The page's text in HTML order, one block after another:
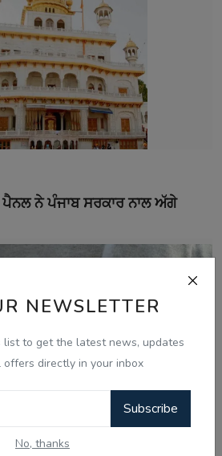
NEWSLETTER
list to get the latest news, updates
offers directly in your inbox
Subscribe
No, thanks
ਨੇ ਪੰਜਾਬ ਸਰਕਾਰ ਨਾਲ ਅੱਗੇ